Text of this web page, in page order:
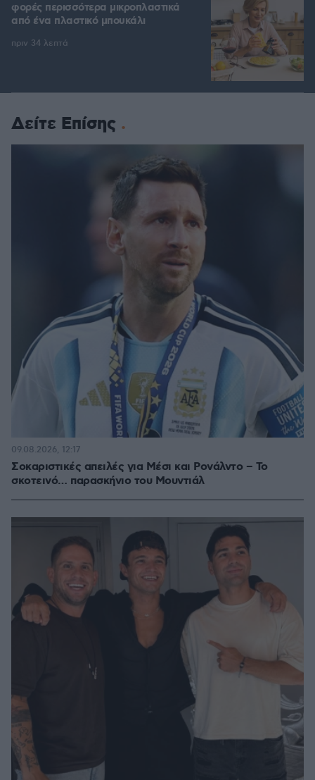
φορές περισσότερα μικροπλαστικά
από ένα πλαστικό μπουκάλι
πριν 34 λεπτά
Δείτε Επίσης
Σοκαριστικές απειλές για Μέσι και Ρονάλντο – Το
σκοτεινό… παρασκήνιο του Μουντιάλ
09.08.2026, 12:17